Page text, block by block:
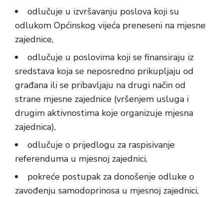
odlučuje u izvršavanju poslova koji su
odlukom Općinskog vijeća preneseni na mjesne
zajednice,
odlučuje u poslovima koji se finansiraju iz
sredstava koja se neposredno prikupljaju od
građana ili se pribavljaju na drugi način od
strane mjesne zajednice (vršenjem usluga i
drugim aktivnostima koje organizuje mjesna
zajednica),
odlučuje o prijedlogu za raspisivanje
referenduma u mjesnoj zajednici,
pokreće postupak za donošenje odluke o
zavođenju samodoprinosa u mjesnoj zajednici,